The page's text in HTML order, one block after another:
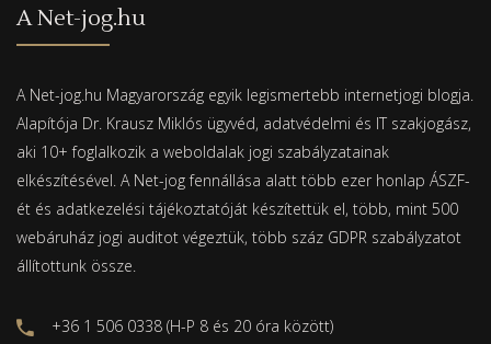
A Net-jog.hu
A Net-jog.hu Magyarország egyik legismertebb internetjogi blogja.
Alapítója Dr. Krausz Miklós ügyvéd, adatvédelmi és IT szakjogász,
aki 10+ foglalkozik a weboldalak jogi szabályzatainak
elkészítésével. A Net-jog fennállása alatt több ezer honlap ÁSZF-
ét és adatkezelési tájékoztatóját készítettük el, több, mint 500
webáruház jogi auditot végeztük, több száz GDPR szabályzatot
állítottunk össze.
+36 1 506 0338 (H-P 8 és 20 óra között)